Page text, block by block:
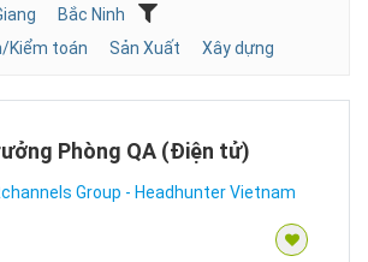
Bắc Ninh
Kiểm toán
Sản Xuất Xây dựng
Phòng QA (Điện tử)
Group - Headhunter Vietnam